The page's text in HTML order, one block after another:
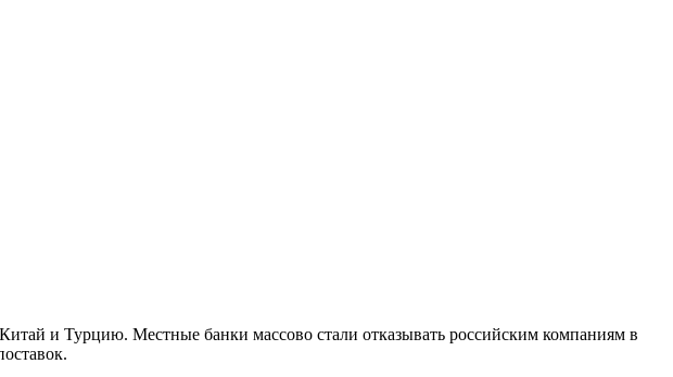
и Турцию. Местные банки массово стали отказывать российским компаниям в